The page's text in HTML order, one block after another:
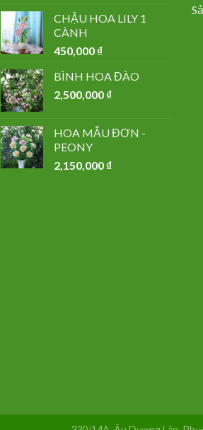
CHẬU HOA LILY 1
CÀNH
450,000 ₫
BÌNH HOA ĐÀO
2,500,000 ₫
HOA MẪU ĐƠN -
PEONY
2,150,000 ₫